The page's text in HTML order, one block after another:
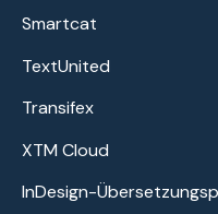
Smartcat
TextUnited
Transifex
XTM Cloud
InDesign-